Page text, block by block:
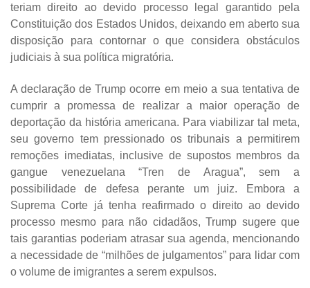
teriam direito ao devido processo legal garantido pela
Constituição dos Estados Unidos, deixando em aberto sua
disposição para contornar o que considera obstáculos
judiciais à sua política migratória.
A declaração de Trump ocorre em meio a sua tentativa de
cumprir a promessa de realizar a maior operação de
deportação da história americana. Para viabilizar tal meta,
seu governo tem pressionado os tribunais a permitirem
remoções imediatas, inclusive de supostos membros da
gangue venezuelana “Tren de Aragua”, sem a
possibilidade de defesa perante um juiz. Embora a
Suprema Corte já tenha reafirmado o direito ao devido
processo mesmo para não cidadãos, Trump sugere que
tais garantias poderiam atrasar sua agenda, mencionando
a necessidade de “milhões de julgamentos” para lidar com
o volume de imigrantes a serem expulsos.